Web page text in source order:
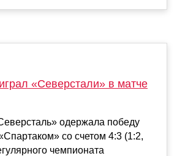
«Северстали» в матче
одержала победу
со счетом 4:3 (1:2,
чемпионата